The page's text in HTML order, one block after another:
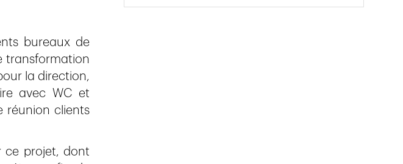
bureaux de
transformation
la direction,
avec WC et
réunion clients
ce projet, dont